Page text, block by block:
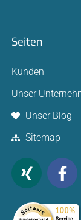
Seiten
Kunden
Unser
Unser Blog
Sitemap